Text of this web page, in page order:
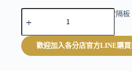
附3片活動隔板 . 1片固定隔板
e
r
n
歡迎加入各分店官方LINE購